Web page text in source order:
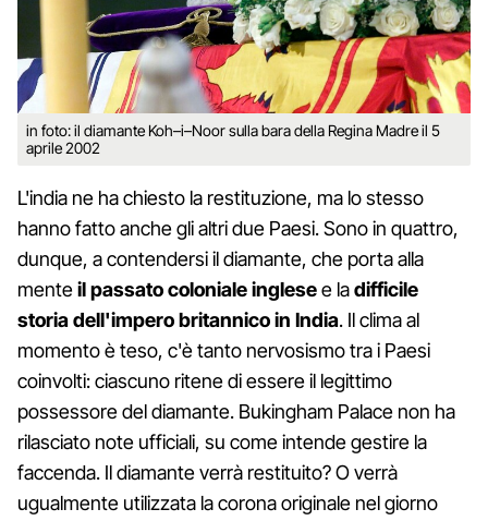
in foto: il diamante Koh–i–Noor sulla bara della Regina Madre il 5
aprile 2002
L'india ne ha chiesto la restituzione, ma lo stesso
hanno fatto anche gli altri due Paesi. Sono in quattro,
dunque, a contendersi il diamante, che porta alla
menteil passato coloniale inglesee ladifficile
storia dell'impero britannico in India. Il clima al
momento è teso, c'è tanto nervosismo tra i Paesi
coinvolti: ciascuno ritene di essere il legittimo
possessore del diamante. Bukingham Palace non ha
rilasciato note ufficiali, su come intende gestire la
faccenda. Il diamante verrà restituito? O verrà
ugualmente utilizzata la corona originale nel giorno